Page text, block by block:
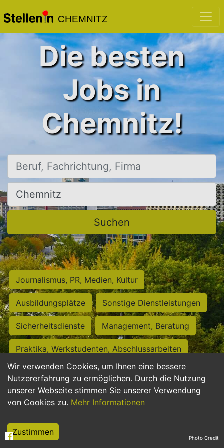
CHEMNITZ
Wir verwenden Cookies, um Ihnen eine bessere
Nutzererfahrung zu ermöglichen. Durch die Nutzung
unserer Webseite stimmen Sie unserer Verwendung
von Cookies zu. Mehr Informationen
Zustimmen
Die besten
Jobs in
Chemnitz!
Beruf, Fachrichtung, Firma
Ort, Stadt
Suchen
Journalismus, PR, Medien, Kultur
Ausbildungsplätze Sonstige Dienstleistungen
Sicherheitsdienste Management, Beratung
Praktika, Werkstudenten, Abschlussarbeiten
Personalwesen Assistenz, Sekretariat
Hilfskräfte, Aushilfs- und Nebenjobs
Weiterbildung, Studium, duale Ausbildung Photo Credit